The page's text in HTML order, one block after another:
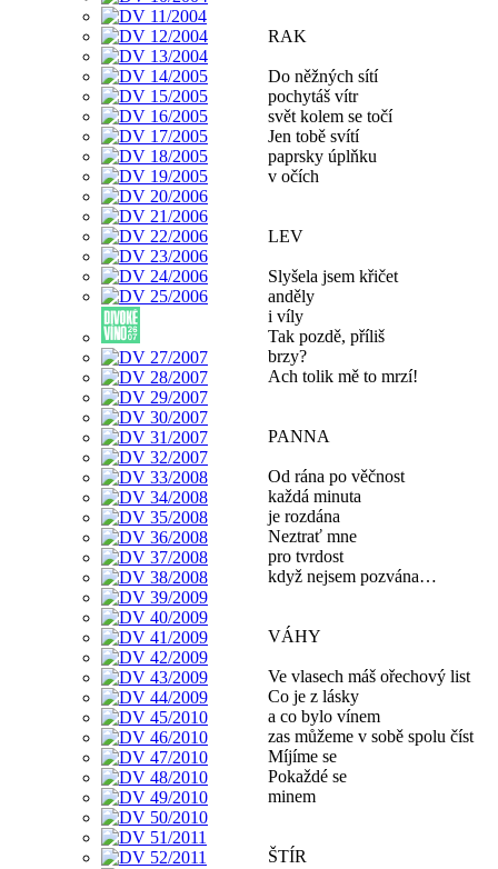
RAK
Do něžných sítí
pochytáš vítr
svět kolem se točí
Jen tobě svítí
paprsky úplňku
v očích
LEV
Slyšela jsem křičet
anděly
i víly
Tak pozdě, příliš
brzy?
Ach tolik mě to mrzí!
PANNA
Od rána po věčnost
každá minuta
je rozdána
Neztrať mne
pro tvrdost
když nejsem pozvána…
VÁHY
Ve vlasech máš ořechový list
Co je z lásky
a co bylo vínem
zas můžeme v sobě spolu číst
Míjíme se
Pokaždé se
minem
ŠTÍR